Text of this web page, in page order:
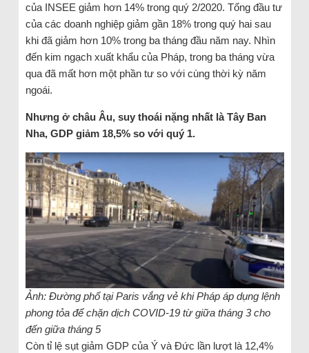
của INSEE giảm hơn 14% trong quý 2/2020. Tổng đầu tư
của các doanh nghiệp giảm gần 18% trong quý hai sau
khi đã giảm hơn 10% trong ba tháng đầu năm nay. Nhìn
đến kim ngạch xuất khẩu của Pháp, trong ba tháng vừa
qua đã mất hơn một phần tư so với cùng thời kỳ năm
ngoái.
Nhưng ở châu Âu, suy thoái nặng nhất là Tây Ban
Nha, GDP giảm 18,5% so với quý 1.
Ảnh: Đường phố tại Paris vắng vẻ khi Pháp áp dụng lệnh
phong tỏa để chặn dịch COVID-19 từ giữa tháng 3 cho
đến giữa tháng 5
Còn tỉ lệ sụt giảm GDP của Ý và Đức lần lượt là 12,4%